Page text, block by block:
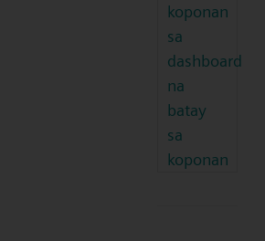
koponan
sa
dashboard
na
batay
sa
koponan